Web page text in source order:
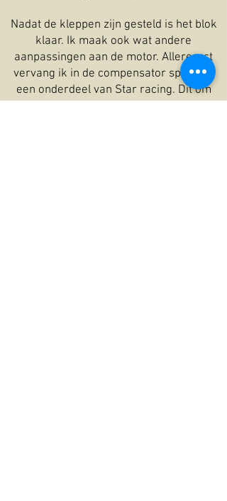
Nadat de kleppen zijn gesteld is het blok
klaar. Ik maak ook wat andere
aanpassingen aan de motor. Allereerst
vervang ik in de compensator sprocket
een onderdeel van Star racing. Dit om